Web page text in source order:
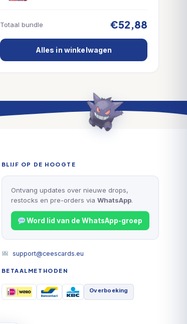
Totaal bundle €52,88
Alles in winkelwagen
BLIJF OP DE HOOGTE
Ontvang updates over nieuwe drops,
restocks en pre-orders via WhatsApp.
Word lid van de WhatsApp-groep
support@ceescards.eu
BETAALMETHODEN
Overboeking